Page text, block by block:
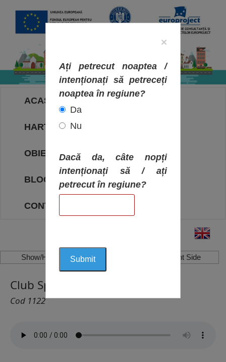
ACASA
HARTA OBIECTIVELOR
OBIECTIVE
BLOG
CONTACT
Show/Hide Left Side Show/Hide Right Side
Club Sportiv Laguna, Constanța
Cod 1122
×
Ați petrecut noaptea /
intenționați să petreceți
noaptea în regiune?
Da
Nu
Dacă da, câte nopți
intenționați să / ați
petrecut în regiune?